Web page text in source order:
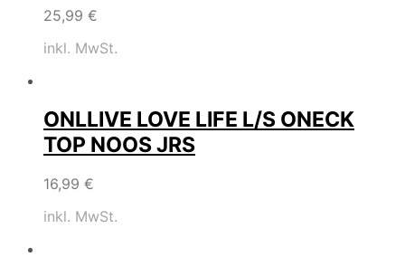
25,99 €
inkl. MwSt.
ONLLIVE LOVE LIFE L/S ONECK
TOP NOOS JRS
16,99 €
inkl. MwSt.